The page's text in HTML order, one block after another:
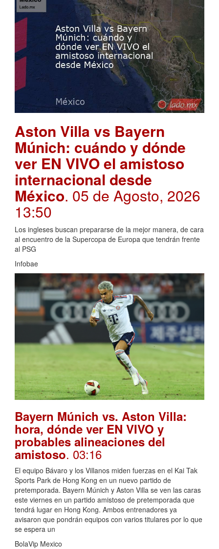
Aston Villa vs Bayern
Múnich: cuándo y dónde
ver EN VIVO el amistoso
internacional desde
México. 05 de Agosto, 2026
13:50
Los ingleses buscan prepararse de la mejor manera, de cara
al encuentro de la Supercopa de Europa que tendrán frente
al PSG
Infobae
Bayern Múnich vs. Aston Villa:
hora, dónde ver EN VIVO y
probables alineaciones del
amistoso. 03:16
El equipo Bávaro y los Villanos miden fuerzas en el Kai Tak
Sports Park de Hong Kong en un nuevo partido de
pretemporada. Bayern Múnich y Aston Villa se ven las caras
este viernes en un partido amistoso de pretemporada que
tendrá lugar en Hong Kong. Ambos entrenadores ya
avisaron que pondrán equipos con varios titulares por lo que
se espera un
BolaVip Mexico